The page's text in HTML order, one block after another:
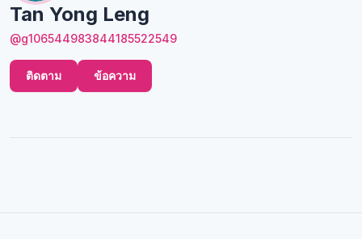
Tan Yong Leng
@g106544983844185522549
ติดตาม ข้อความ